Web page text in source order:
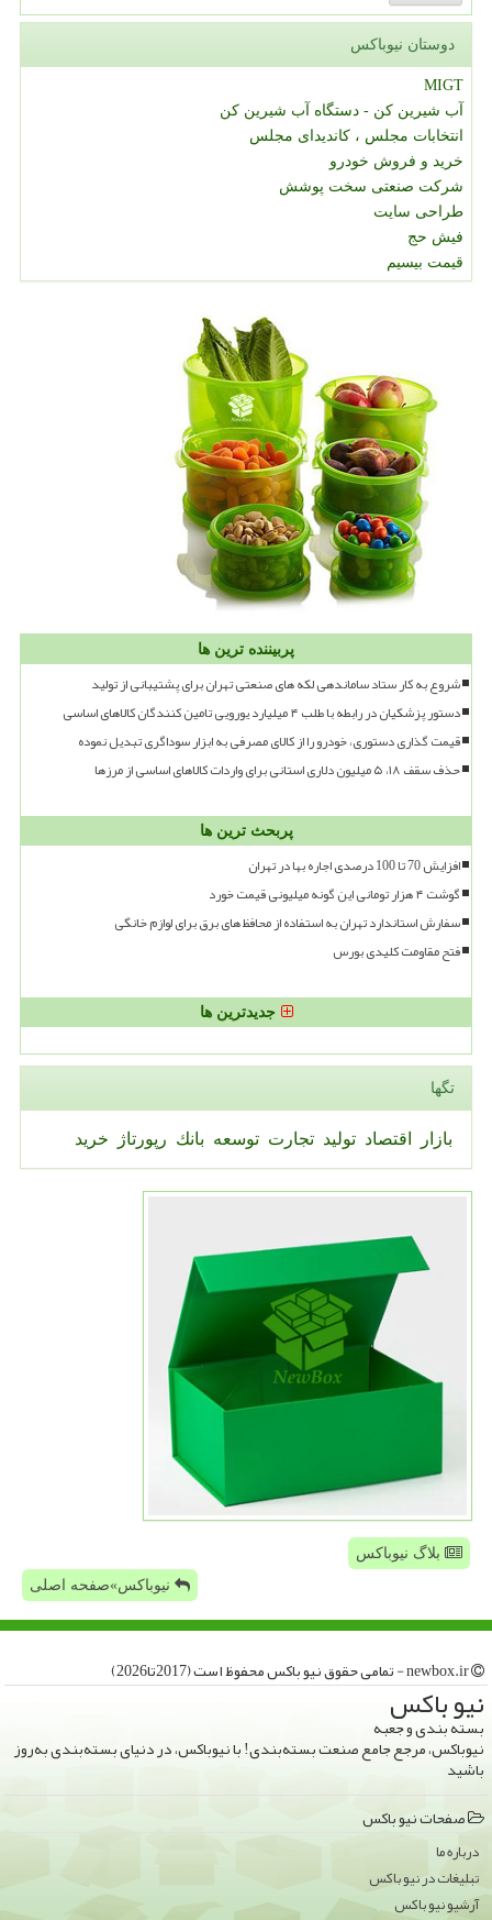
دوستان نیوباکس
MIGT
آب شیرین کن - دستگاه آب شیرین کن
انتخابات مجلس ، کاندیدای مجلس
خرید و فروش خودرو
شرکت صنعتی سخت پوشش
طراحی سایت
فیش حج
قیمت بیسیم
پربیننده ترین ها
شروع به کار ستاد ساماندهی لکه های صنعتی تهران برای پشتیبانی از تولید
دستور پزشکیان در رابطه با طلب ۴ میلیارد یورویی تامین کنندگان کالاهای اساسی
قیمت گذاری دستوری، خودرو را از کالای مصرفی به ابزار سوداگری تبدیل نموده
حذف سقف ۱۸، ۵ میلیون دلاری استانی برای واردات کالاهای اساسی از مرزها
پربحث ترین ها
افزایش 70 تا 100 درصدی اجاره بها در تهران
گوشت ۴ هزار تومانی این گونه میلیونی قیمت خورد
سفارش استاندارد تهران به استفاده از محافظ های برق برای لوازم خانگی
فتح مقاومت کلیدی بورس
جدیدترین ها
تگها
بازار اقتصاد تولید تجارت توسعه بانك رپورتاژ خرید
بلاگ نیوباکس
نیوباکس»صفحه اصلی
نیو باكس
بسته بندی و جعبه
نیوباکس، مرجع جامع صنعت بسته‌بندی! با نیوباکس، در دنیای بسته‌بندی به‌روز
باشید
صفحات نیو باكس
درباره ما
تبلیغات در نیو باكس
آرشیو نیو باكس